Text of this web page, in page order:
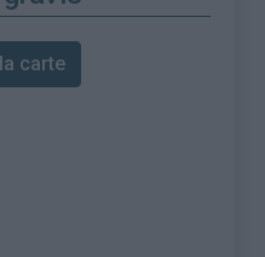
carte